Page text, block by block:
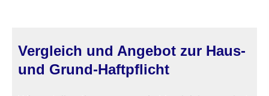
Vergleich und Angebot zur Haus-
und Grund-Haft­pflicht